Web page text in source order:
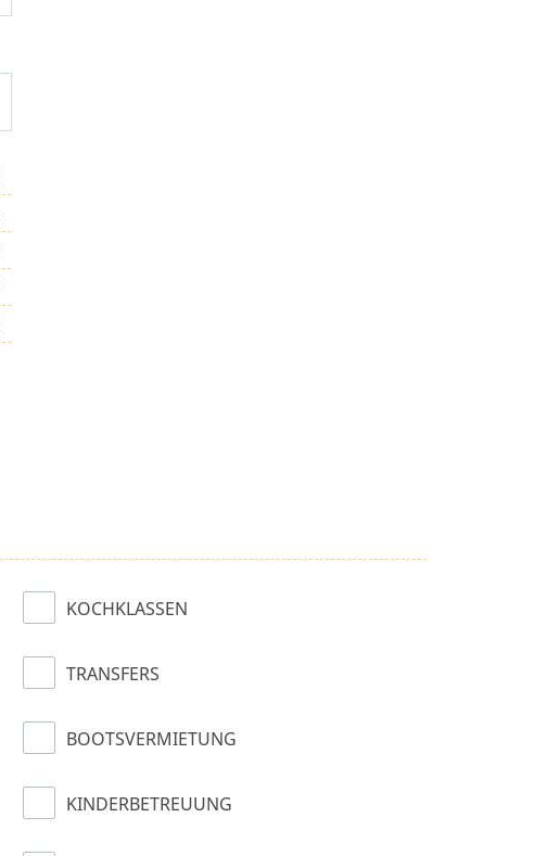
KOCHKLASSEN
TRANSFERS
BOOTSVERMIETUNG
KINDERBETREUUNG